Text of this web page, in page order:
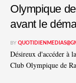
Olympique
avant le
BY
Désireux d'accéder à
Club Olympique de